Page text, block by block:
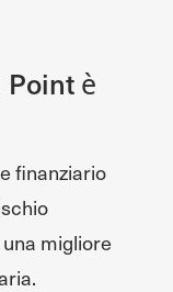
Point è
finanziario
migliore